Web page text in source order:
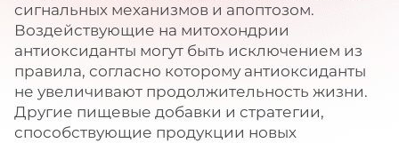
сигнальных механизмов и апоптозом.
Воздействующие на митохондрии
антиоксиданты могут быть исключением из
правила, согласно которому антиоксиданты
не увеличивают продолжительность жизни.
Другие пищевые добавки и стратегии,
способствующие продукции новых